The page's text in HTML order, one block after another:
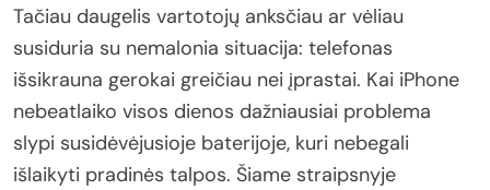
Tačiau daugelis vartotojų anksčiau ar vėliau
susiduria su nemalonia situacija: telefonas
išsikrauna gerokai greičiau nei įprastai. Kai iPhone
nebeatlaiko visos dienos dažniausiai problema
slypi susidėvėjusioje baterijoje, kuri nebegali
išlaikyti pradinės talpos. Šiame straipsnyje